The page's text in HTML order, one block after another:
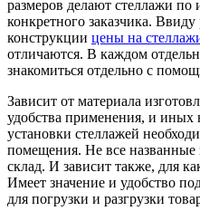
размеров делают стеллажи
конкретного заказчика.
конструкции цены на
отличаются. В каждом
знакомиться отдельно с
Зависит от материала
удобства применения, и иных
установки стеллажей
помещения. Не все
склад. И зависит также, для
Имеет значение и удобство
для погрузки и разгрузки